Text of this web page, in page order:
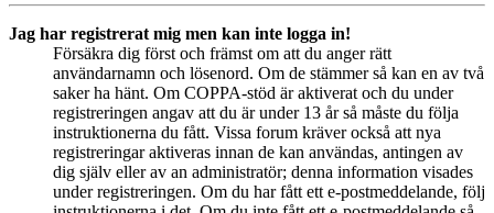
Jag har registrerat mig men kan inte logga in!
Försäkra dig först och främst om att du anger rätt
användarnamn och lösenord. Om de stämmer så kan en av två
saker ha hänt. Om COPPA-stöd är aktiverat och du under
registreringen angav att du är under 13 år så måste du följa
instruktionerna du fått. Vissa forum kräver också att nya
registreringar aktiveras innan de kan användas, antingen av
dig själv eller av an administratör; denna information visades
under registreringen. Om du har fått ett e-postmeddelande, följ